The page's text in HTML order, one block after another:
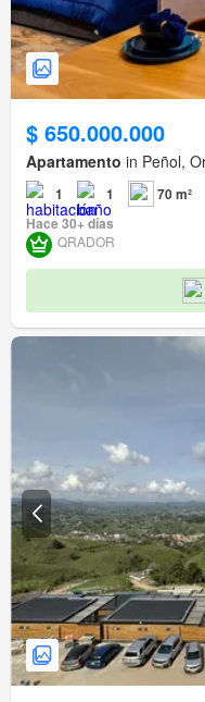
$ 650.000.000
Apartamento in Peñol,
1 1
70 m²
Hace 30+ días
QRADOR